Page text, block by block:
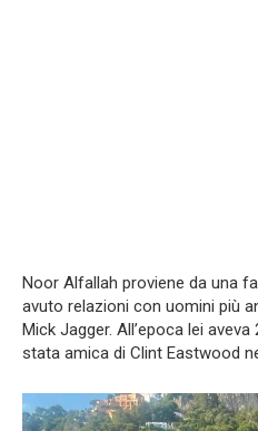
Noor Alfallah proviene da una
avuto relazioni con uomini più
Mick Jagger. All’epoca lei
stata amica di Clint Eastwood